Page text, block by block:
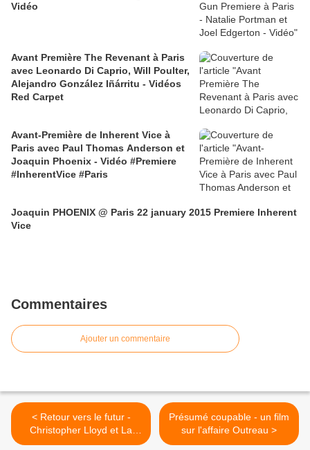
Vidéo
Avant Première The Revenant à Paris
avec Leonardo Di Caprio, Will Poulter,
Alejandro González Iñárritu - Vidéos
Red Carpet
Avant-Première de Inherent Vice à
Paris avec Paul Thomas Anderson et
Joaquin Phoenix - Vidéo #Premiere
#InherentVice #Paris
Joaquin PHOENIX @ Paris 22 january 2015 Premiere Inherent
Vice
Commentaires
Ajouter un commentaire
< Retour vers le futur -
Christopher Lloyd et La
DeLorean de retour dans
Présumé coupable - un film
sur l'affaire Outreau >